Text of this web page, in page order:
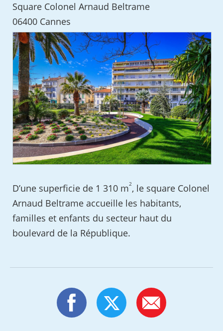
Square Colonel Arnaud Beltrame
06400 Cannes
D’une superficie de 1 310 m2, le square Colonel
Arnaud Beltrame accueille les habitants,
familles et enfants du secteur haut du
boulevard de la République.